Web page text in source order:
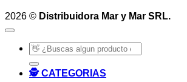
2026 © Distribuidora Mar y Mar SRL.
Buscar
por:
🕵️ CATEGORIAS